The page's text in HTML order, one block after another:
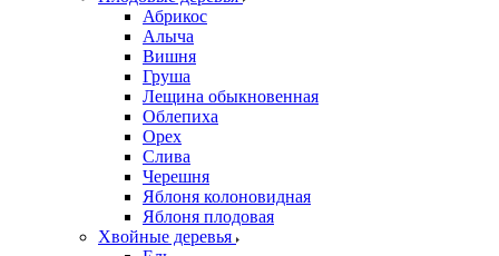
Абрикос
Алыча
Вишня
Груша
Лещина обыкновенная
Облепиха
Орех
Слива
Черешня
Яблоня колоновидная
Яблоня плодовая
Хвойные деревья